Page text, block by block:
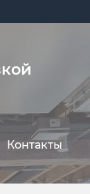
Контакты